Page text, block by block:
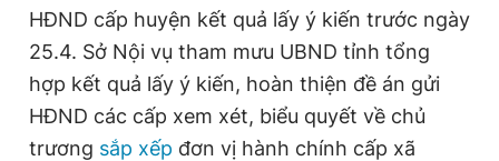
HĐND cấp huyện kết quả lấy ý kiến trước ngày
25.4. Sở Nội vụ tham mưu UBND tỉnh tổng
hợp kết quả lấy ý kiến, hoàn thiện đề án gửi
HĐND các cấp xem xét, biểu quyết về chủ
trương sắp xếp đơn vị hành chính cấp xã